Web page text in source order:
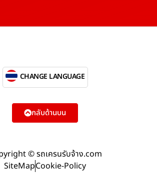
© รถเครนรับจ้าง.com
SiteMapCookie-Policy
CHANGE LANGUAGE
กลับด้านบน